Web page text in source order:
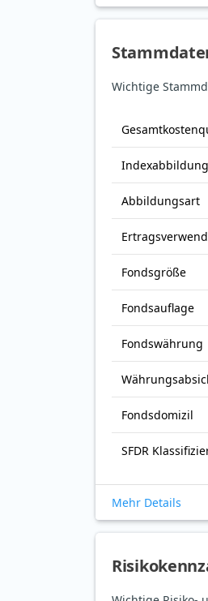
Wichtige
Index­abbildung
Abbildungs­art
Fonds­größe
Fonds­auflage
Fonds­währung
Fondsdomizil
SFDR
Mehr Details